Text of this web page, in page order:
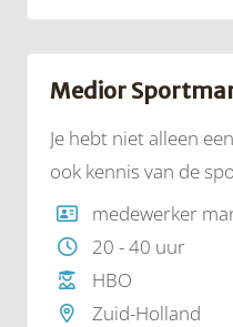
Je hebt niet alleen
ook kennis van de
alles van sport/
een inspirerende
derden/klanten. Heb
succesvol marketeer?
20 - 40 uur
HBO
Zuid-Holland